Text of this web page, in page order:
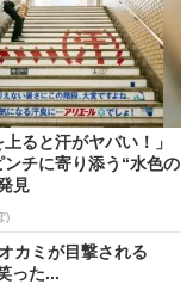
上ると汗がヤバい！」
チに寄り添う“水色の
見
)
カミが目撃される
った...